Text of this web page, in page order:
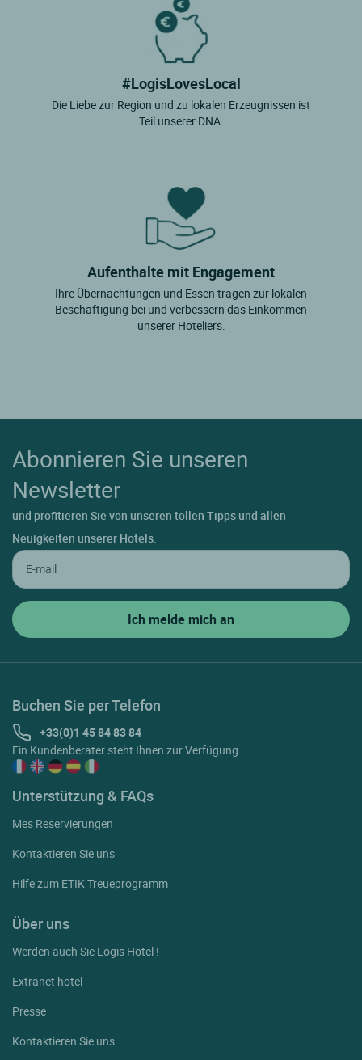
#LogisLovesLocal
Die Liebe zur Region und zu lokalen Erzeugnissen ist
Teil unserer DNA.
Aufenthalte mit Engagement
Ihre Übernachtungen und Essen tragen zur lokalen
Beschäftigung bei und verbessern das Einkommen
unserer Hoteliers.
Abonnieren Sie unseren
Newsletter
und profitieren Sie von unseren tollen Tipps und allen
Neuigkeiten unserer Hotels.
Buchen Sie per Telefon
+33(0)1 45 84 83 84
Ein Kundenberater steht Ihnen zur Verfügung
Unterstützung & FAQs
Mes Reservierungen
Kontaktieren Sie uns
Hilfe zum ETIK Treueprogramm
Über uns
Werden auch Sie Logis Hotel !
Extranet hotel
Presse
Kontaktieren Sie uns